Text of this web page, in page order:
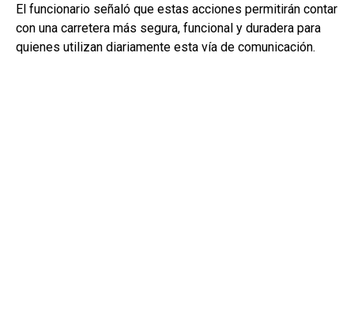
El funcionario señaló que estas acciones permitirán contar
con una carretera más segura, funcional y duradera para
quienes utilizan diariamente esta vía de comunicación.